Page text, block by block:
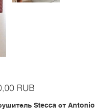
RUB
Stecca от Antonio